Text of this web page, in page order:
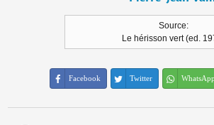
Source:
Le hérisson vert (ed.
Facebook Twitter WhatsApp